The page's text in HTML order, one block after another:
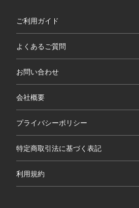
ご利用ガイド
よくあるご質問
お問い合わせ
会社概要
プライバシーポリシー
特定商取引法に基づく表記
利用規約